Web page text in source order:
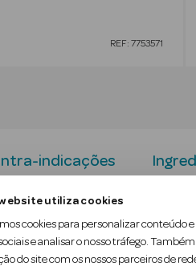
utiliza cookies
cookies para personalizar conteúdo
e analisar o nosso tráfego.
do site com os nossos parceiros de
REF: 7753571
indicações
sabor a laranja com